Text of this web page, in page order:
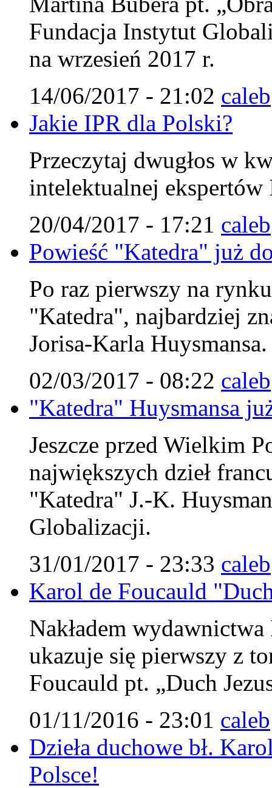
Fundacja Instytut
na wrzesień 2017 r.
14/06/2017 - 21:02 caleb
Jakie IPR dla Polski?
Przeczytaj dwugłos w
intelektualnej
20/04/2017 - 17:21 caleb
Powieść "Katedra" już
Po raz pierwszy na
"Katedra", najbardziej
Jorisa-Karla Huysmansa.
02/03/2017 - 08:22 caleb
"Katedra" Huysmansa
Jeszcze przed Wielkim
największych dzieł
"Katedra" J.-K.
Globalizacji.
31/01/2017 - 23:33 caleb
Karol de Foucauld
Nakładem
ukazuje się pierwszy z
Foucauld pt. „Duch
01/11/2016 - 23:01 caleb
Dzieła duchowe bł.
Polsce!